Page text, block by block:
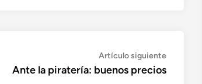
Artículo siguienteArtículo
siguiente:
Ante la piratería: buenos precios